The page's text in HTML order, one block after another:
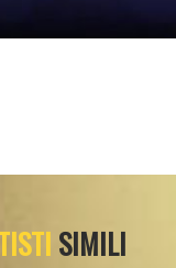
SIMILI